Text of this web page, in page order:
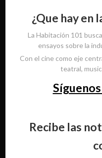
¿Que hay en
La Habitación 101
ensayos sobre la
Con el cine como eje
teatral,
Recibe las